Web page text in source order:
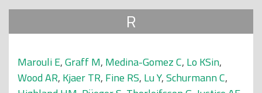
R
Marouli E,Graff M, Medina-Gomez C, Lo KSin,
Wood AR, Kjaer TR, Fine RS, Lu Y,Schurmann C,